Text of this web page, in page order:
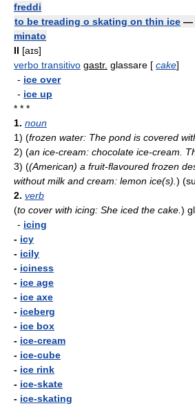
freddi
to be treading o skating on thin ice —
minato
II [aɪs]
verbo transitivo gastr. glassare [ cake]
- ice over
- ice up
* * *
1. noun
1) (frozen water: The pond is covered
2) (an ice-cream: chocolate ice-cream.
3) ((American) a fruit-flavoured frozen
without milk and cream: lemon ice(s). )
2. verb
(to cover with icing: She iced the cake. )
- icing
- icy
- icily
- iciness
- ice age
- ice axe
- iceberg
- ice box
- ice-cream
- ice-cube
- ice rink
- ice-skate
- ice-skating